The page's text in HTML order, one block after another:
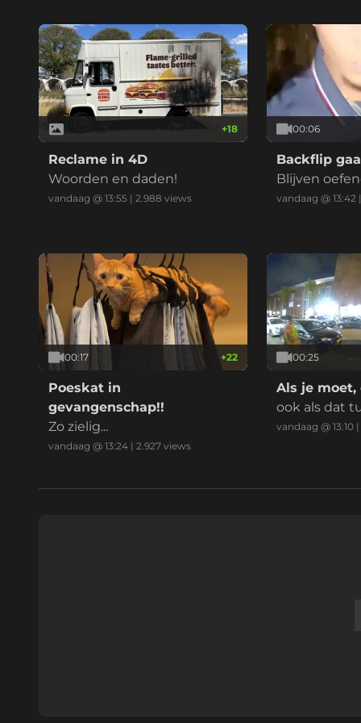
+18
Reclame in 4D
Woorden en daden!
vandaag @ 13:55 | 2.988 views
00:06
Backflip
Blijven
vandaag @ 13:42 |
00:17 +22
Poeskat in
gevangenschap!!
Zo zielig...
vandaag @ 13:24 | 2.927 views
00:25
Als je moet,
ook als dat
eurbel en
vandaag @ 13:10|